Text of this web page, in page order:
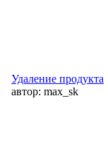
Удаление продукта
автор: max_sk